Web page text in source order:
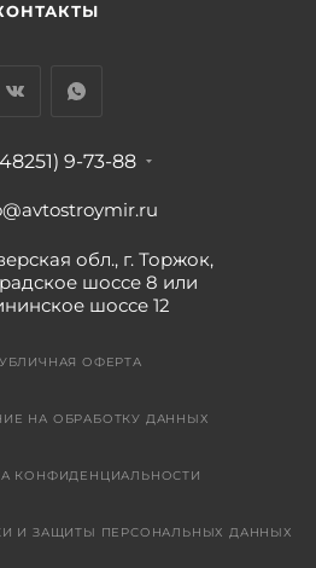
9-73-88
обл., г. Торжок,
шоссе 8 или
шоссе 12
ОФЕРТА
НА ОБРАБОТКУ ДАННЫХ
КОНФИДЕНЦИАЛЬНОСТИ
И ЗАЩИТЫ ПЕРСОНАЛЬНЫХ ДАННЫХ